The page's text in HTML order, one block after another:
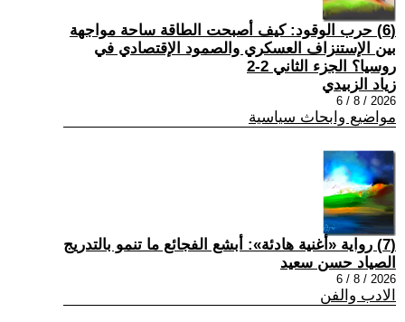
(6) حرب الوقود: كيف أصبحت الطاقة ساحة مواجهة
بين الإستنزاف العسكري والصمود الإقتصادي في
روسيا؟ الجزء الثاني 2-2
زياد الزبيدي
2026 / 8 / 6
مواضيع وابحاث سياسية
(7) رواية «أغنية هادئة»: أبشع الفجائع ما تنمو بالتدريج
الصياد حسن سعيد
2026 / 8 / 6
الادب والفن